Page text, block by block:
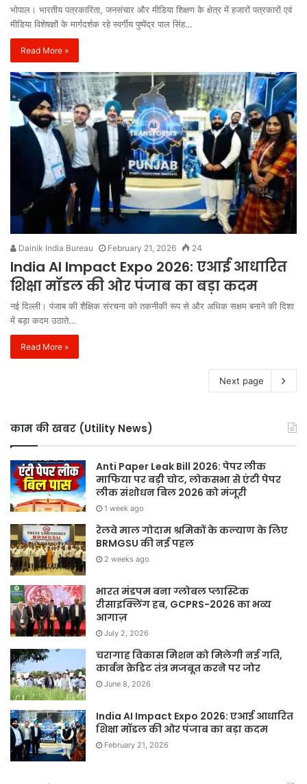
भोपाल। भारतीय पत्रकारिता, जनसंचार और मीडिया शिक्षण के क्षेत्र में हजारों पत्रकारों एवं
मीडिया विशेषज्ञों के मार्गदर्शक रहे स्वर्गीय पुष्पेंद्र पाल सिंह…
Read More »
Dainik India Bureau February 21, 2026 24
India AI Impact Expo 2026: एआई आधारित
शिक्षा मॉडल की ओर पंजाब का बड़ा कदम
नई दिल्ली। पंजाब की शैक्षिक संरचना को तकनीकी रूप से और अधिक सक्षम बनाने की दिशा
में बड़ा कदम उठाते…
Read More »
Next page
काम की खबर (Utility News)
Anti Paper Leak Bill 2026: पेपर लीक
माफिया पर बड़ी चोट, लोकसभा से एंटी पेपर
लीक संशोधन बिल 2026 को मंजूरी
1 week ago
रेलवे माल गोदाम श्रमिकों के कल्याण के लिए
BRMGSU की नई पहल
2 weeks ago
भारत मंडपम बना ग्लोबल प्लास्टिक
रीसाइक्लिंग हब, GCPRS-2026 का भव्य
आगाज़
July 2, 2026
चरागाह विकास मिशन को मिलेगी नई गति,
कार्बन क्रेडिट तंत्र मजबूत करने पर जोर
June 8, 2026
India AI Impact Expo 2026: एआई आधारित
शिक्षा मॉडल की ओर पंजाब का बड़ा कदम
February 21, 2026